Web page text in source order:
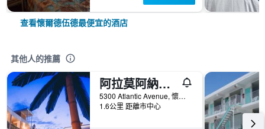
查看懷爾德伍德最便宜的酒店
其他人的推薦
阿拉莫阿納汽車旅館及套房
5300 Atlantic Avenue, 懷爾德伍德（新澤西州）, NJ, 美國
1.6公里 距離市中心